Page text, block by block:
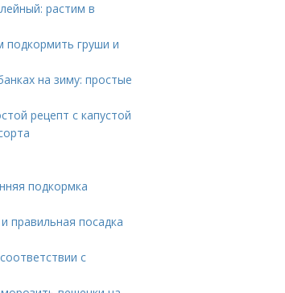
растим в
груши и
на зиму: простые
рецепт с капустой
подкормка
правильная посадка
с